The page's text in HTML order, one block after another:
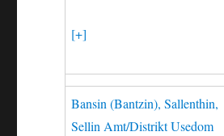
[+]
Bansin (Bantzin), Sallenthin,
Sellin Amt/Distrikt Usedom